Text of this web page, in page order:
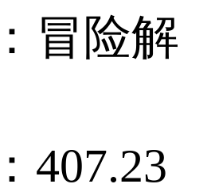
冒险解
407.23